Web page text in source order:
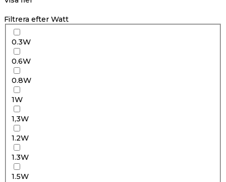
Filtrera efter Watt
0.3W
0.6W
0.8W
1W
1,3W
1.2W
1.3W
1.5W